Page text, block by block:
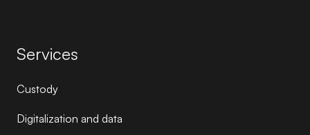
Services
Custody
Digitalization and data